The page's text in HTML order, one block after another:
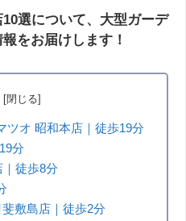
選について、大型ガーデ
をお届けします！
ツオ 昭和本店｜徒歩19分
分
｜徒歩8分
敷島店｜徒歩2分